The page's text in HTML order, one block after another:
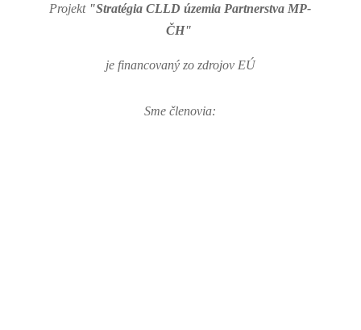
Projekt "Stratégia CLLD územia Partnerstva MP-
ČH"
je financovaný zo zdrojov EÚ
Sme členovia: